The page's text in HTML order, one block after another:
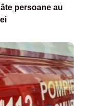
persoane au